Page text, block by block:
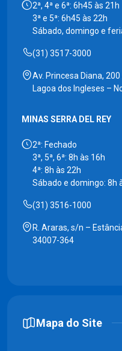
2ª, 4ª e 6ª: 6h45 às 21h
3ª e 5ª: 6h45 às 22h
Sábado, domingo e
(31) 3517-3000
Av. Princesa Diana,
Lagoa dos Ingleses –
MINAS SERRA DEL REY
2ª: Fechado
3ª, 5ª, 6ª: 8h às 16h
4ª: 8h às 22h
Sábado e domingo: 8h
(31) 3516-1000
R. Araras, s/n –
34007-364
Mapa do Site